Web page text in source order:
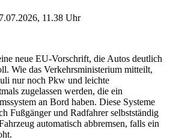
11.38 Uhr
neue EU-Vorschrift, die Autos deutlich
Wie das Verkehrsministerium mitteilt,
nur noch Pkw und leichte
zugelassen werden, die ein
an Bord haben. Diese Systeme
Fußgänger und Radfahrer selbstständig
automatisch abbremsen, falls ein